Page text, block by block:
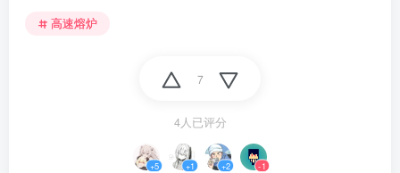
高速熔炉
7
4人已评分
+5 +1 +2 -1